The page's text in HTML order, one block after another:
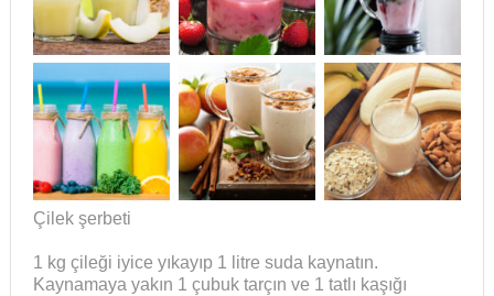
Çilek şerbeti
1 kg çileği iyice yıkayıp 1 litre suda kaynatın.
Kaynamaya yakın 1 çubuk tarçın ve 1 tatlı kaşığı